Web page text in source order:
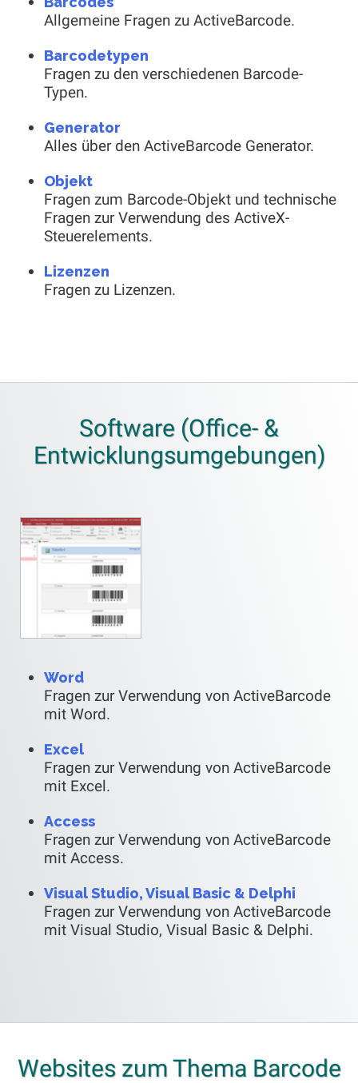
Allgemeine Fragen zu ActiveBarcode.
Barcodetypen
Fragen zu den verschiedenen Barcode-
Typen.
Generator
Alles über den ActiveBarcode Generator.
Objekt
Fragen zum Barcode-Objekt und technische
Fragen zur Verwendung des ActiveX-
Steuerelements.
Lizenzen
Fragen zu Lizenzen.
Software (Office- &
Entwicklungsumgebungen)
Word
Fragen zur Verwendung von ActiveBarcode
mit Word.
Excel
Fragen zur Verwendung von ActiveBarcode
mit Excel.
Access
Fragen zur Verwendung von ActiveBarcode
mit Access.
Visual Studio, Visual Basic & Delphi
Fragen zur Verwendung von ActiveBarcode
mit Visual Studio, Visual Basic & Delphi.
Websites zum Thema Barcode